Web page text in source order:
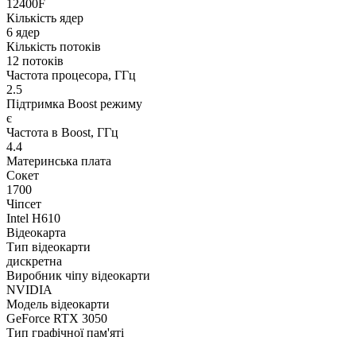
12400F
Кількість ядер
6 ядер
Кількість потоків
12 потоків
Частота процесора, ГГц
2.5
Підтримка Boost режиму
є
Частота в Boost, ГГц
4.4
Материнська плата
Сокет
1700
Чіпсет
Intel H610
Відеокарта
Тип відеокарти
дискретна
Виробник чіпу відеокарти
NVIDIA
Модель відеокарти
GeForce RTX 3050
Тип графічної пам'яті